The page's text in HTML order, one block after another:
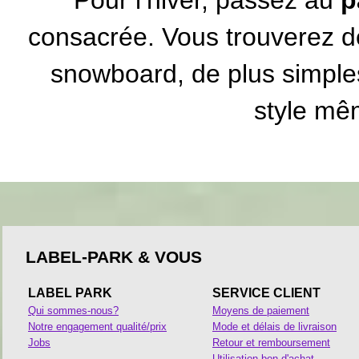
consacrée. Vous trouverez
snowboard, de plus
style
LABEL-PARK & VOUS
LABEL PARK
Qui sommes-nous?
Notre engagement qualité/prix
Jobs
SERVICE CLIENT
Moyens de paiement
Mode et délais de livraison
Retour et remboursement